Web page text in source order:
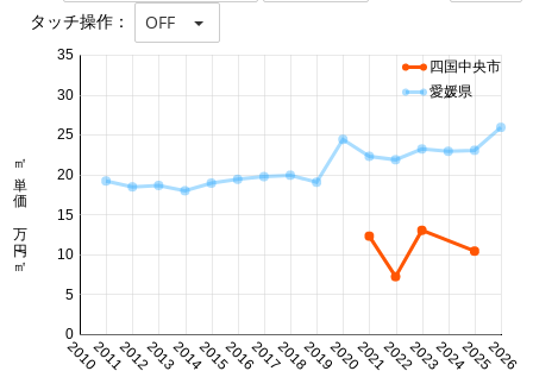
タッチ操作： OFF
20102011201220132014201520162017201820192020202120222023202420252026
0
5
10
15
20
25
30
35
㎡単価 万円/㎡
四国中央市
愛媛県